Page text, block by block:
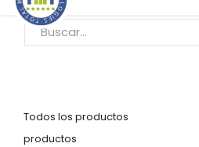
Todos los productos
productos